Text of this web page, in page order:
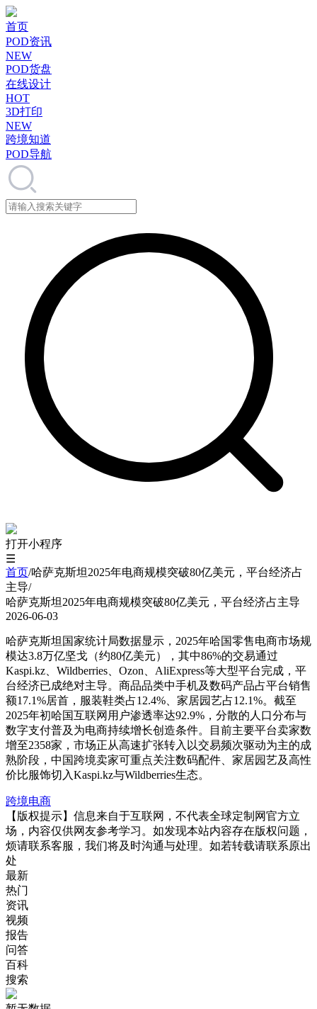
首页
POD资讯
NEW
POD货盘
在线设计
HOT
3D打印
NEW
跨境知道
POD导航
打开小程序
☰
首页/哈萨克斯坦2025年电商规模突破80亿美元，平台经济占
主导/
哈萨克斯坦2025年电商规模突破80亿美元，平台经济占主导
2026-06-03
哈萨克斯坦国家统计局数据显示，2025年哈国零售电商市场规
模达3.8万亿坚戈（约80亿美元），其中86%的交易通过
Kaspi.kz、Wildberries、Ozon、AliExpress等大型平台完成，平
台经济已成绝对主导。商品品类中手机及数码产品占平台销售
额17.1%居首，服装鞋类占12.4%、家居园艺占12.1%。截至
2025年初哈国互联网用户渗透率达92.9%，分散的人口分布与
数字支付普及为电商持续增长创造条件。目前主要平台卖家数
增至2358家，市场正从高速扩张转入以交易频次驱动为主的成
熟阶段，中国跨境卖家可重点关注数码配件、家居园艺及高性
价比服饰切入Kaspi.kz与Wildberries生态。
跨境电商
【版权提示】信息来自于互联网，不代表全球定制网官方立
场，内容仅供网友参考学习。如发现本站内容存在版权问题，
烦请联系客服，我们将及时沟通与处理。如若转载请联系原出
处
最新
热门
资讯
视频
报告
问答
百科
搜索